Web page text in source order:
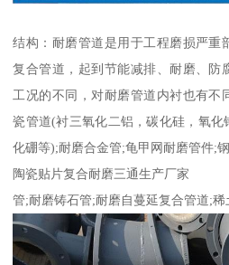
结构：耐磨管道是用于工程磨损严重
复合管道，起到节能减排、耐磨、防
工况的不同，对耐磨管道内衬也有不
瓷管道(衬三氧化二铝，碳化硅，氧
化硼等);耐磨合金管;龟甲网耐磨管件;
陶瓷贴片复合耐磨三通生产厂家
管;耐磨铸石管;耐磨自蔓延复合管道;稀